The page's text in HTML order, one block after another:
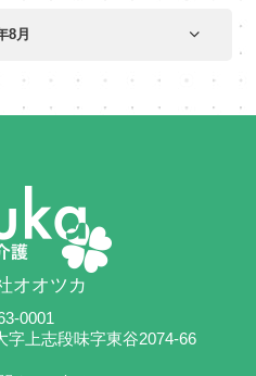
オオツカ
0001
字上志段味字東谷2074-66